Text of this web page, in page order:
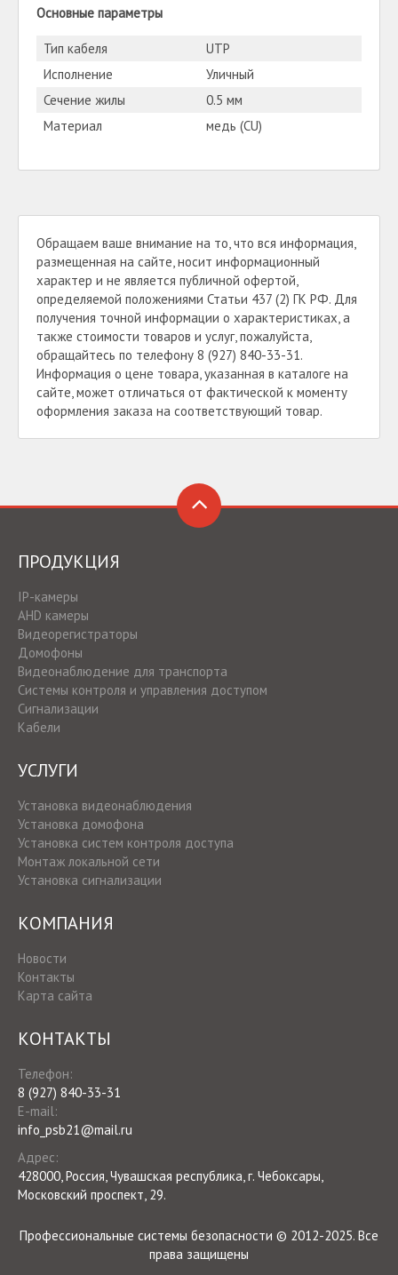
Основные параметры
Тип кабеля
UTP
Исполнение
Уличный
Сечение жилы
0.5 мм
Материал
медь (CU)
Обращаем ваше внимание на то, что вся информация,
размещенная на сайте, носит информационный
характер и не является публичной офертой,
определяемой положениями Статьи 437 (2) ГК РФ. Для
получения точной информации о характеристиках, а
также стоимости товаров и услуг, пожалуйста,
обращайтесь по телефону 8 (927) 840-33-31.
Информация о цене товара, указанная в каталоге на
сайте, может отличаться от фактической к моменту
оформления заказа на соответствующий товар.
ПРОДУКЦИЯ
IP-камеры
AHD камеры
Видеорегистраторы
Домофоны
Видеонаблюдение для транспорта
Системы контроля и управления доступом
Сигнализации
Кабели
УСЛУГИ
Установка видеонаблюдения
Установка домофона
Установка систем контроля доступа
Монтаж локальной сети
Установка сигнализации
КОМПАНИЯ
Новости
Контакты
Карта сайта
КОНТАКТЫ
Телефон:
8 (927) 840-33-31
E-mail:
info_psb21@mail.ru
Адрес:
428000,Россия,Чувашская республика, г. Чебоксары,
Московский проспект, 29.
Профессиональные системы безопасности © 2012-2025. Все
права защищены